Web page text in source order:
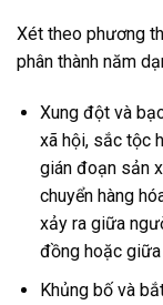
Xét theo phương
phân thành năm
Xung đột và
xã hội, sắc tộc
gián đoạn sản
chuyển hàng
xảy ra giữa
đồng hoặc
Khủng bố và